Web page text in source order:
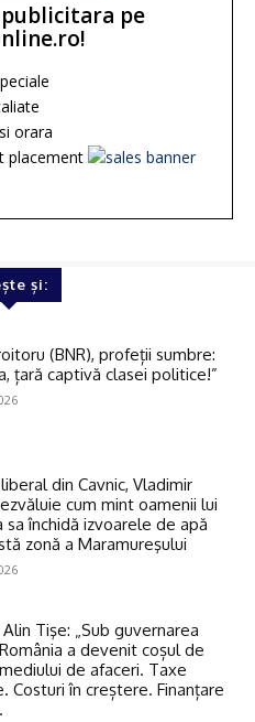
pe
orara
placement
și:
(BNR), profeții sumbre:
țară captivă clasei politice!”
din Cavnic, Vladimir
cum mint oamenii lui
sa închidă izvoarele de apă
zonă a Maramureşului
Tişe: „Sub guvernarea
a devenit coșul de
de afaceri. Taxe
Costuri în creștere. Finanțare